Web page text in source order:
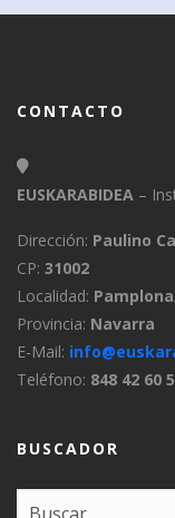
CONTACTO
EUSKARABIDEA –
Dirección: Paulino
CP: 31002
Localidad:
Provincia: Navarra
E-Mail:
Teléfono: 848 42 60
BUSCADOR